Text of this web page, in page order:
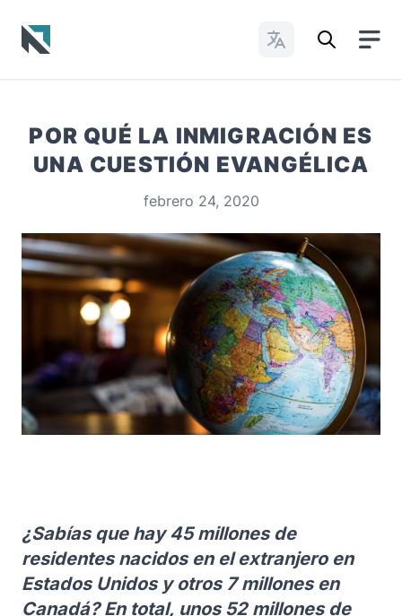
Cambiar idioma
POR QUÉ LA INMIGRACIÓN ES
UNA CUESTIÓN EVANGÉLICA
febrero 24, 2020
¿Sabías que hay 45 millones de
residentes nacidos en el extranjero en
Estados Unidos y otros 7 millones en
Canadá? En total, unos 52 millones de